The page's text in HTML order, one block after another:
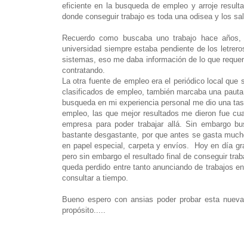
eficiente en la busqueda de empleo y arroje
donde conseguir trabajo es toda una odisea y los
Recuerdo como buscaba uno trabajo hace
universidad siempre estaba pendiente de los
sistemas, eso me daba información de lo que
contratando.
La otra fuente de empleo era el periódico local
clasificados de empleo, también marcaba una
busqueda en mi experiencia personal me dio una
empleo, las que mejor resultados me dieron fue
empresa para poder trabajar allá. Sin embargo
bastante desgastante, por que antes se gasta
en papel especial, carpeta y envíos. Hoy en día
pero sin embargo el resultado final de conseguir
queda perdido entre tanto anunciando de trabajos
consultar a tiempo.
Bueno espero con ansias poder probar esta
propósito.....